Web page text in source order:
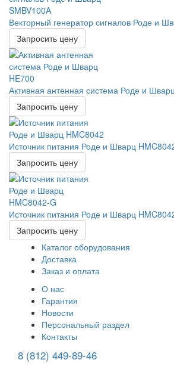
Векторный генератор сигналов Роде и
Запросить цену
Активная антенная система Роде и
Запросить цену
Источник питания Роде и Шварц
Запросить цену
Источник питания Роде и Шварц
Запросить цену
Каталог оборудования
Доставка
Заказ и оплата
О нас
Гарантия
Новости
Персональный раздел
Контакты
8 (812) 449-89-46